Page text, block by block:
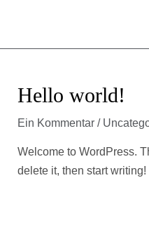
Hello world!
Ein Kommentar /
Welcome to WordPress.
delete it, then start writing!